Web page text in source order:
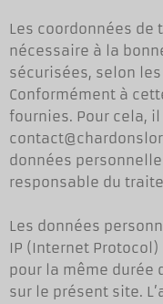
Les coordonnées
nécessaire à la
sécurisées, selon
Conformément à
fournies. Pour cela,
données
responsable du
Les données
IP (Internet
pour la même durée
sur le présent site.